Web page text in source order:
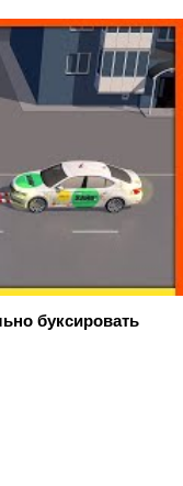
буксировать